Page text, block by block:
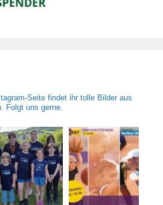
Seite findet ihr tolle Bilder aus
Folgt uns gerne.